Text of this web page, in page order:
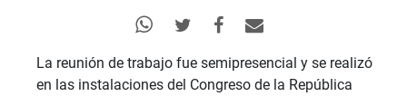
La reunión de trabajo fue semipresencial y se realizó
en las instalaciones del Congreso de la República